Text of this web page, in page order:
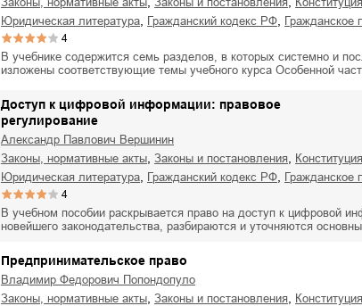
юридическая литература гражданский кодекс РФ гражданское
4
В учебнике содержится семь разделов, в которых системно и
изложены соответствующие темы учебного курса Особенной
Доступ к цифровой информации: правовое
регулирование
Александр Павлович Вершинин
законы, нормативные акты
законы и постановления
юридическая литература гражданский кодекс РФ гражданское
4
В учебном пособии раскрывается право на доступ к цифровой
новейшего законодательства, разбираются и уточняются
Предпринимательское право
Владимир Федорович Попондопуло
законы, нормативные акты
законы и постановления